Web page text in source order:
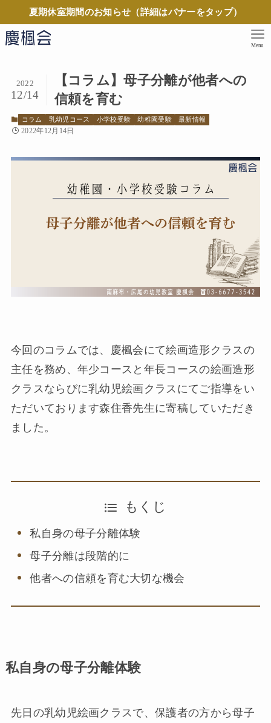
夏期休室期間のお知らせ（詳細はバナーをタップ）
Menu
【コラム】母子分離が他者への
信頼を育む
2022
12/14
コラム 乳幼児コース 小学校受験 幼稚園受験 最新情報
2022年12月14日
今回のコラムでは、慶楓会にて絵画造形クラスの
主任を務め、年少コースと年長コースの絵画造形
クラスならびに乳幼児絵画クラスにてご指導をい
ただいております森住香先生に寄稿していただき
ました。
もくじ
私自身の母子分離体験
母子分離は段階的に
他者への信頼を育む大切な機会
私自身の母子分離体験
先日の乳幼児絵画クラスで、保護者の方から母子